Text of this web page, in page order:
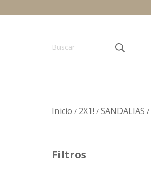
Inicio / 2X1! / SANDALIAS /
Filtros